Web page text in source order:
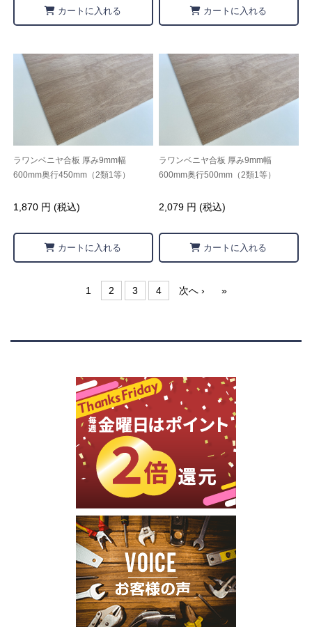
カートに入れる カートに入れる
ラワンベニヤ合板 厚み9mm幅
600mm奥行450mm（2類1等）
1,870 円 (税込)
カートに入れる
ラワンベニヤ合板 厚み9mm幅
600mm奥行500mm（2類1等）
2,079 円 (税込)
カートに入れる
1 2 3 4 次へ › »